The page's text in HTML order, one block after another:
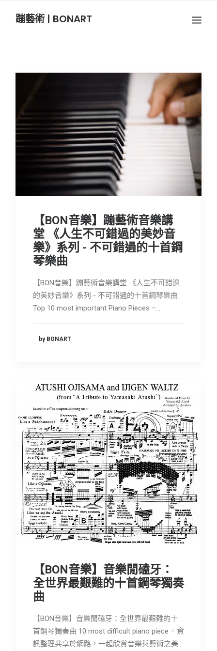
蹦藝術 | BONART
BON插畫
BON旅行
節慶長笛樂團
會員專區
SEARCH
【BON音樂】蹦藝術音樂講
堂 《人生不可錯過的美妙音
樂》系列 - 不可錯過的十首鋼
琴樂曲
【BON音樂】蹦藝術音樂講堂 《人生不可錯過
的美妙音樂》系列 - 不可錯過的十首鋼琴樂曲
Top 10 most important Piano Pieces –…
by BONART
【BON音樂】音樂閒磕牙：
全世界最艱難的十首鋼琴獨奏
曲
【BON音樂】音樂閒磕牙：全世界最艱難的十
首鋼琴獨奏曲 10 most difficult piano piece – 資
訊整理共享於網路，一起欣賞音樂與藝術之美